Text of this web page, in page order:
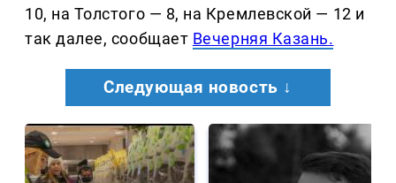
10, на Толстого — 8, на Кремлевской — 12 и
так далее, сообщает Вечерняя Казань.
Следующая новость ↓